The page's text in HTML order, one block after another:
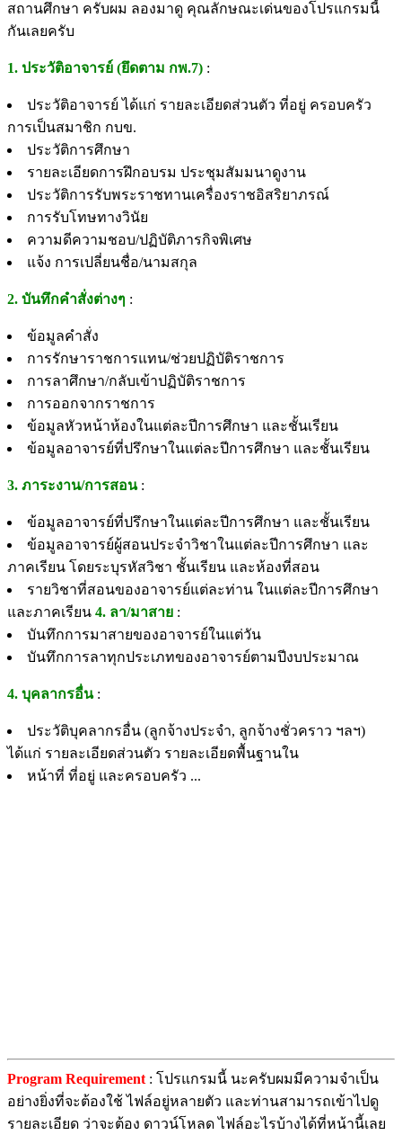
สถานศึกษา ครับผม ลองมาดู คุณลักษณะเด่นของโปรแกรมนี้
กันเลยครับ
1. ประวัติอาจารย์ (ยึดตาม กพ.7) :
ประวัติอาจารย์ ได้แก่ รายละเอียดส่วนตัว ที่อยู่ ครอบครัว
การเป็นสมาชิก กบข.
ประวัติการศึกษา
รายละเอียดการฝึกอบรม ประชุมสัมมนาดูงาน
ประวัติการรับพระราชทานเครื่องราชอิสริยาภรณ์
การรับโทษทางวินัย
ความดีความชอบ/ปฏิบัติภารกิจพิเศษ
แจ้ง การเปลี่ยนชื่อ/นามสกุล
2. บันทึกคำสั่งต่างๆ :
ข้อมูลคำสั่ง
การรักษาราชการแทน/ช่วยปฏิบัติราชการ
การลาศึกษา/กลับเข้าปฏิบัติราชการ
การออกจากราชการ
ข้อมูลหัวหน้าห้องในแต่ละปีการศึกษา และชั้นเรียน
ข้อมูลอาจารย์ที่ปรึกษาในแต่ละปีการศึกษา และชั้นเรียน
3. ภาระงาน/การสอน:
ข้อมูลอาจารย์ที่ปรึกษาในแต่ละปีการศึกษา และชั้นเรียน
ข้อมูลอาจารย์ผู้สอนประจำวิชาในแต่ละปีการศึกษา และ
ภาคเรียน โดยระบุรหัสวิชา ชั้นเรียน และห้องที่สอน
รายวิชาที่สอนของอาจารย์แต่ละท่าน ในแต่ละปีการศึกษา
และภาคเรียน 4. ลา/มาสาย :
บันทึกการมาสายของอาจารย์ในแต่วัน
บันทึกการลาทุกประเภทของอาจารย์ตามปีงบประมาณ
4. บุคลากรอื่น:
ประวัติบุคลากรอื่น (ลูกจ้างประจำ, ลูกจ้างชั่วคราว ฯลฯ)
ได้แก่ รายละเอียดส่วนตัว รายละเอียดพื้นฐานใน
หน้าที่ ที่อยู่ และครอบครัว ...
Program Requirement: โปรแกรมนี้ นะครับผมมีความจำเป็น
อย่างยิ่งที่จะต้องใช้ ไฟล์อยู่หลายตัว และท่านสามารถเข้าไปดู
รายละเอียด ว่าจะต้อง ดาวน์โหลด ไฟล์อะไรบ้างได้ที่หน้านี้เลย